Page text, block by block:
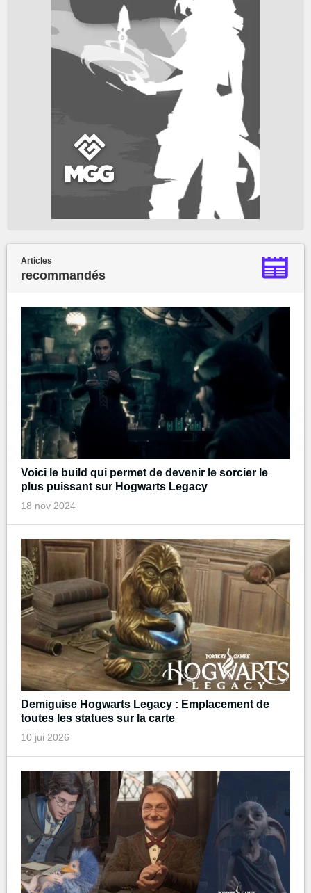
Articles
recommandés
Voici le build qui permet de devenir le sorcier le
plus puissant sur Hogwarts Legacy
18 nov 2024
Demiguise Hogwarts Legacy : Emplacement de
toutes les statues sur la carte
10 jui 2026